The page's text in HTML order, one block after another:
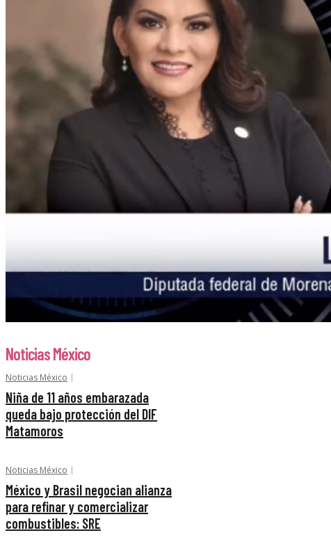
Noticias México
Noticias México
Niña de 11 años embarazada
queda bajo protección del DIF
Matamoros
Noticias México
México y Brasil negocian alianza
para refinar y comercializar
combustibles: SRE